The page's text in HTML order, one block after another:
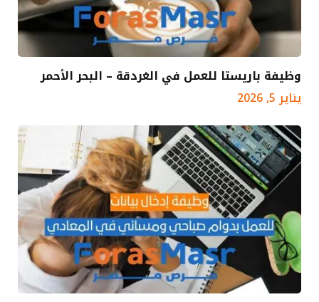
وظيفة باريستا للعمل في الغردقة – البحر الأحمر
يناير 5, 2026